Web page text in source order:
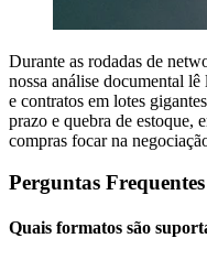
Durante as rodadas de
nossa análise documental
e contratos em lotes
prazo e quebra de estoque,
compras focar na
Perguntas Frequentes
Quais formatos são